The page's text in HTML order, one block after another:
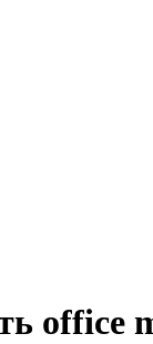
office